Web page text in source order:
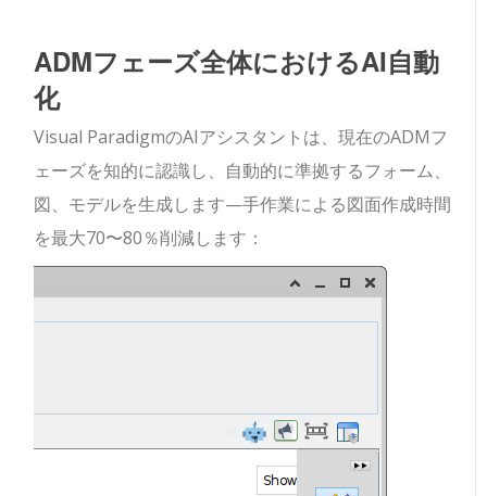
ADMフェーズ全体におけるAI自動
化
Visual ParadigmのAIアシスタントは、現在のADMフ
ェーズを知的に認識し、自動的に準拠するフォーム、
図、モデルを生成します—手作業による図面作成時間
を最大70〜80％削減します：